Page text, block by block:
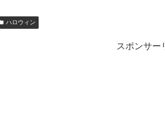
ハロウィン
スポンサー